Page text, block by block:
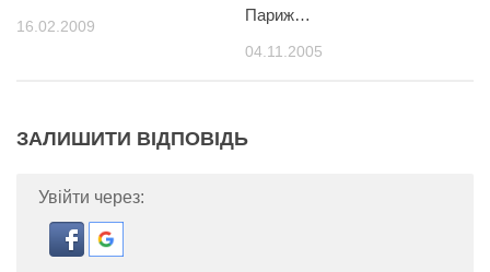
16.02.2009
Париж…
04.11.2005
ЗАЛИШИТИ ВІДПОВІДЬ
Увійти через: